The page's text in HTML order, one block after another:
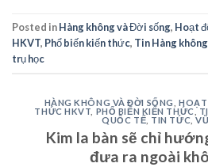
Posted inHàng không và Đời sống, Hoạt
HKVT, Phổ biến kiến thức, Tin Hàng
trụ học
HÀNG KHÔNG VÀ ĐỜI SỐNG HOẠT
THỨC HKVT PHỔ BIẾN KIẾN THỨC ,
QUỐC TẾ TIN TỨC ,
Kim la bàn sẽ chỉ
đưa ra ngoài